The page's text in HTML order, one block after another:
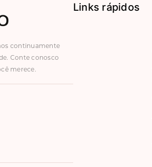
continuamente
Conte conosco
merece.
Links rápidos